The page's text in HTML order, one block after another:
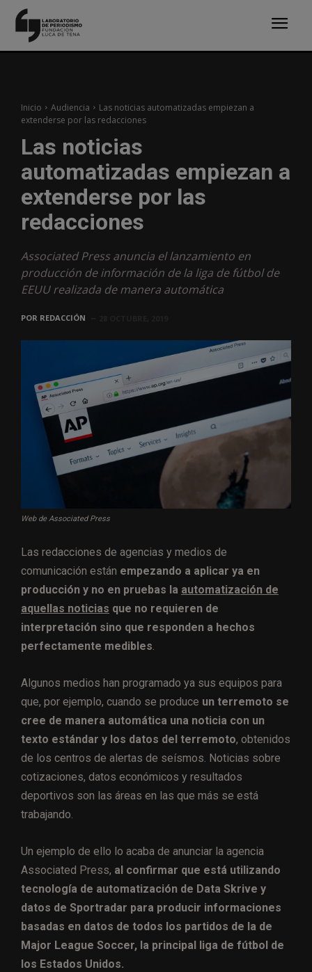
Inicio Audiencia
Las noticias automatizadas empiezan a
extenderse por las redacciones
Las noticias
automatizadas empiezan a
extenderse por las
redacciones
Associated Press anuncia el lanzamiento en
producción de información de la liga de fútbol de
EEUU realizada de manera automática
POR REDACCIÓN
Web de Associated Press
Las redacciones de agencias y medios de
comunicación están empezando a aplicar ya en
producción y no en pruebas la automatización de
aquellas noticias que no requieren de
interpretación sino que responden a hechos
perfectamente medibles.
Algunos medios han programado ya sus equipos para
que, por ejemplo, cuando se produce un terremoto se
cree de manera automática una noticia con un
texto estándar y los datos del terremoto, obtenidos
de los centros de alertas de seísmos. Noticias sobre
cotizaciones, datos económicos y resultados
deportivos son las áreas en las que más se está
trabajando.
Un ejemplo de ello lo acaba de anunciar la agencia
Associated Press, al confirmar que está utilizando
tecnología de automatización de Data Skrive y
datos de Sportradar para producir informaciones
basadas en datos de todos los partidos de la de
Major League Soccer, la principal liga de fútbol de
los Estados Unidos.